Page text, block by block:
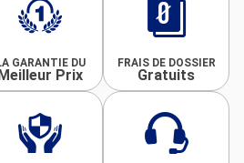
GARANTIE DU
Prix
FRAIS DE DOSSIER
Gratuits